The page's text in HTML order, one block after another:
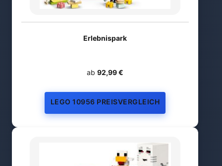
Erlebnispark
ab 92,99 €
LEGO 10956 PREISVERGLEICH